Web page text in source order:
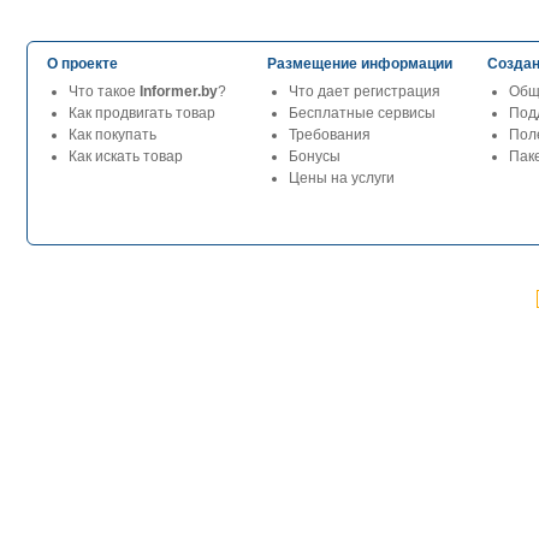
О проекте
Что такое Informer.by?
Как продвигать товар
Как покупать
Как искать товар
Размещение информации
Что дает регистрация
Бесплатные сервисы
Требования
Бонусы
Цены на услуги